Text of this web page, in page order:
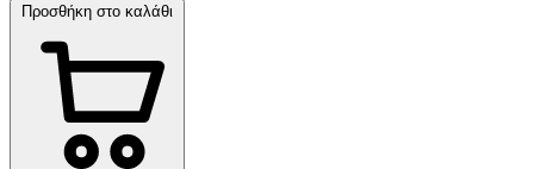
Προσθήκη στο καλάθι